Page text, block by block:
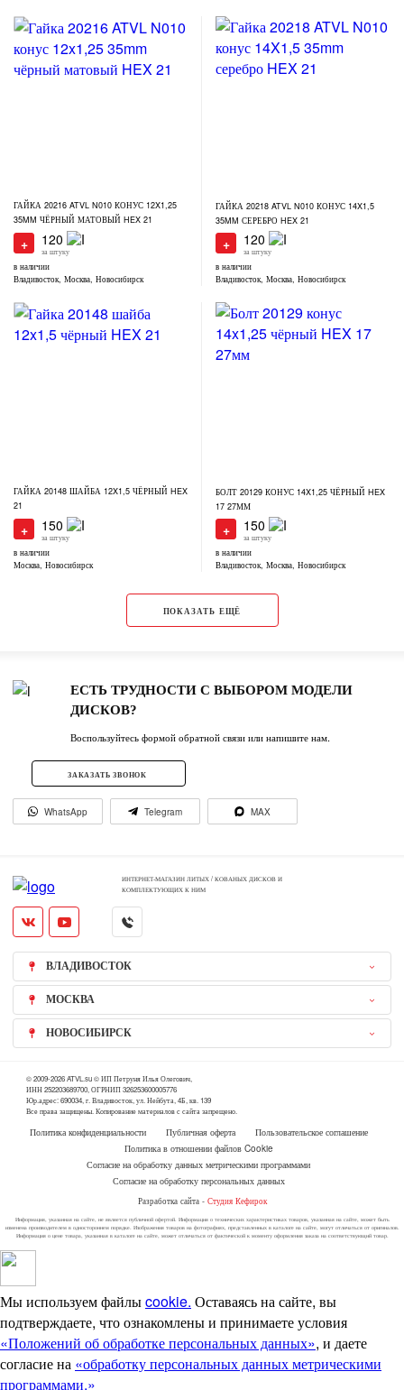
ГАЙКА 20216 ATVL N010 КОНУС 12X1,25
35MM ЧЁРНЫЙ МАТОВЫЙ HEX 21
+ 120
за штуку
в наличии
Владивосток, Москва, Новосибирск
ГАЙКА 20218 ATVL N010 КОНУС 14X1,5
35MM СЕРЕБРО HEX 21
+ 120
за штуку
в наличии
Владивосток, Москва, Новосибирск
ГАЙКА 20148 ШАЙБА 12X1,5 ЧЁРНЫЙ HEX
21
+ 150
за штуку
в наличии
Москва, Новосибирск
БОЛТ 20129 КОНУС 14X1,25 ЧЁРНЫЙ HEX
17 27ММ
+ 150
за штуку
в наличии
Владивосток, Москва, Новосибирск
ПОКАЗАТЬ ЕЩЁ
ЕСТЬ ТРУДНОСТИ С ВЫБОРОМ МОДЕЛИ
ДИСКОВ?
Воспользуйтесь формой обратной связи или напишите нам.
ЗАКАЗАТЬ ЗВОНОК
WhatsApp Telegram MAX
ИНТЕРНЕТ-МАГАЗИН ЛИТЫХ / КОВАНЫХ ДИСКОВ И
КОМПЛЕКТУЮЩИХ К НИМ
ВЛАДИВОСТОК
МОСКВА
НОВОСИБИРСК
© 2009-2026 ATVL.su © ИП Петруня Илья Олегович,
ИНН 252203689700, ОГРНИП 326253600005776
Юр.адрес: 690034, г. Владивосток, ул. Нейбута, 4Б, кв. 139
Все права защищены. Копирование материалов с сайта запрещено.
Политика конфиденциальности Публичная оферта
Пользовательское соглашение
Политика в отношении файлов Cookie
Согласие на обработку данных метрическими программами
Согласие на обработку персональных данных
Разработка сайта - Студия Кефирок
Информация, указанная на сайте, не является публичной офертой. Информация о технических характеристиках товаров, указанная на сайте, может быть
изменена производителем в одностороннем порядке. Изображения товаров на фотографиях, представленных в каталоге на сайте, могут отличаться от оригиналов.
Информация о цене товара, указанная в каталоге на сайте, может отличаться от фактической к моменту оформления заказа на соответствующий товар.
Мы используем файлыcookie. Оставаясь на сайте, вы
подтверждаете, что ознакомлены и принимаете условия
«Положений об обработке персональных данных», и даете
согласие на «обработку персональных данных метрическими
программами.»